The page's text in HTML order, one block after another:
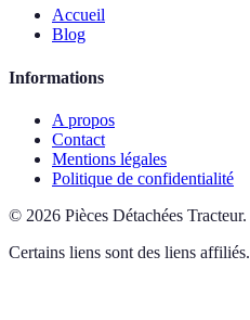
Accueil
Blog
Informations
A propos
Contact
Mentions légales
Politique de confidentialité
© 2026 Pièces Détachées Tracteur.
Certains liens sont des liens affiliés.